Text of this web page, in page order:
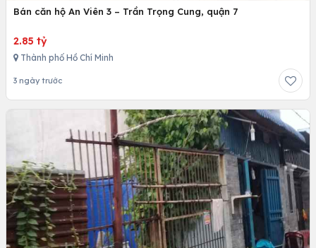
Bán căn hộ An Viên 3 – Trần Trọng Cung, quận 7
2.85 tỷ
Thành phố Hồ Chí Minh
3 ngày trước